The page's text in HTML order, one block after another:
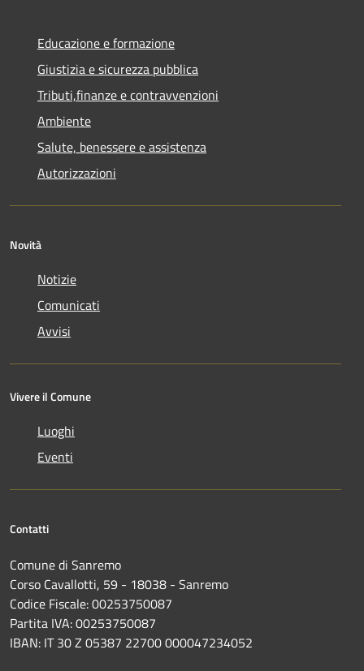
Educazione e formazione
Giustizia e sicurezza pubblica
Tributi,finanze e contravvenzioni
Ambiente
Salute, benessere e assistenza
Autorizzazioni
Novità
Notizie
Comunicati
Avvisi
Vivere il Comune
Luoghi
Eventi
Contatti
Comune di Sanremo
Corso Cavallotti, 59 - 18038 - Sanremo
Codice Fiscale: 00253750087
Partita IVA: 00253750087
IBAN: IT 30 Z 05387 22700 000047234052